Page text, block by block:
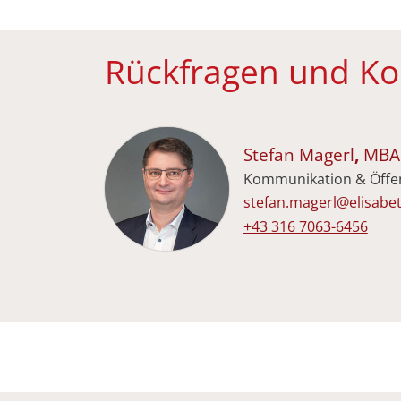
Rückfragen und
Stefan Magerl, MBA
Kommunikation &
E-Mail-Adresse:
Festnetz beruflich:
+43 316 7063-6456